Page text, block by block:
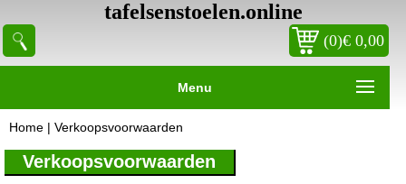
tafelsenstoelen.online
(0)€ 0,00
Menu
Home | Verkoopsvoorwaarden
Verkoopsvoorwaarden